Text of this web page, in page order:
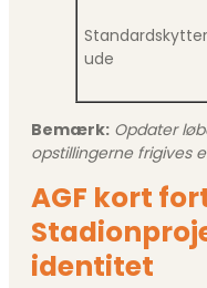
Standardskytter
ude
Bemærk: Opdater
opstillingerne frigives
AGF kort
identitet